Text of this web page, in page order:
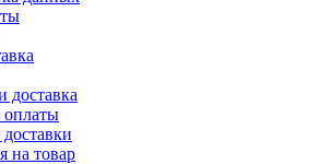
доставка
оплаты
на товар